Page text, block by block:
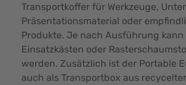
Transportkoffer für Werkzeuge,
Präsentationsmaterial oder
Produkte. Je nach Ausführung kann
Einsatzkästen oder
werden. Zusätzlich ist der Portable
auch als Transportbox aus